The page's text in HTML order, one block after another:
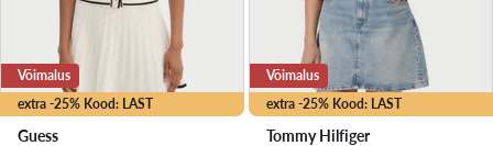
extra -25% Kood: LAST
Võimalus
Guess
extra -25% Kood: LAST
Võimalus
Tommy Hilfiger